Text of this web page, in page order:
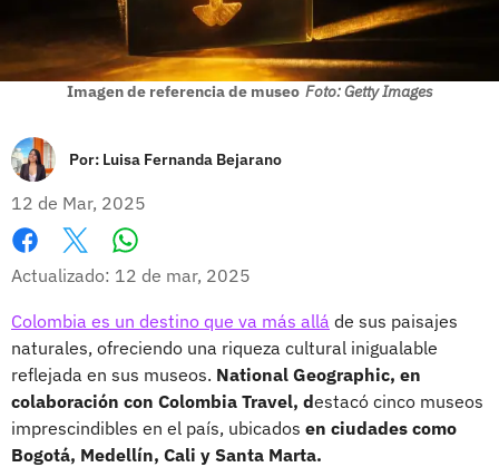
Imagen de referencia de museo Foto: Getty Images
Por: Luisa Fernanda Bejarano
12 de Mar, 2025
Facebook
X
Actualizado: 12 de mar, 2025
Colombia es un destino que va más allá de sus paisajes
naturales, ofreciendo una riqueza cultural inigualable
reflejada en sus museos. National Geographic, en
colaboración con Colombia Travel, destacó cinco museos
imprescindibles en el país, ubicados en ciudades como
Bogotá, Medellín, Cali y Santa Marta.